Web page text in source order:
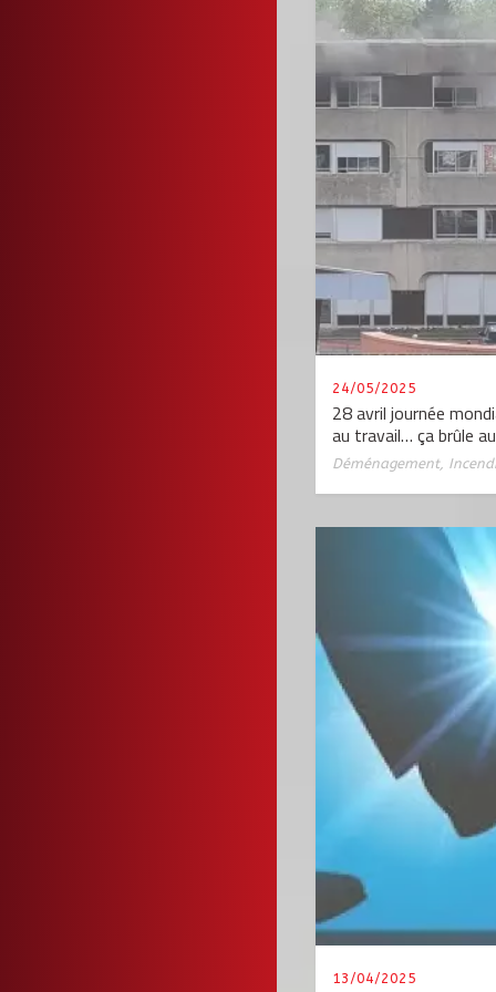
24/05/2025
28 avril journée
au travail… ça brûle
Déménagement,
13/04/2025